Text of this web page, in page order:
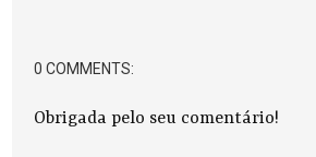
0 COMMENTS:
Obrigada pelo seu comentário!